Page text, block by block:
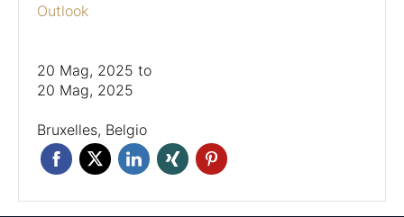
Outlook
20 Mag, 2025 to
20 Mag, 2025
Bruxelles, Belgio